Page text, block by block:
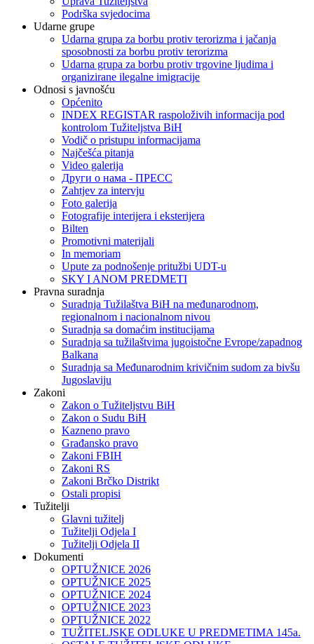
Podrška svjedocima
Udarne grupe
Udarna grupa za borbu protiv terorizma i jačanja
sposobnosti za borbu protiv terorizma
Udarna grupa za borbu protiv trgovine ljudima i
organizirane ilegalne imigracije
Odnosi s javnošću
Općenito
INDEX REGISTAR raspoloživih informacija pod
kontrolom Tužiteljstva BiH
Vodič o pristupu informacijama
Najčešća pitanja
Video galerija
Други о нама - ПРЕСC
Zahtjev za intervju
Foto galerija
Fotografije interijera i eksterijera
Bilten
Promotivni materijali
In memoriam
Upute za podnošenje pritužbi UDT-u
SKY I ANOM PREDMETI
Pravna suradnja
Suradnja Tužilaštva BiH na međunarodnom,
regionalnom i nacionalnom nivou
Suradnja sa domaćim institucijama
Suradnja sa tužilaštvima jugoistočne Evrope/zapadnog
Balkana
Suradnja sa Međunarodnim krivičnim sudom za bivšu
Jugoslaviju
Zakoni
Zakon o Тužiteljstvu BiH
Zakon o Sudu BiH
Kazneno pravo
Građansko pravo
Zakoni FBIH
Zakoni RS
Zakoni Brčko Distrikt
Ostali propisi
Tužitelji
Glavni tužitelj
Tužitelji Odjela I
Tužitelji Odjela II
Dokumenti
OPTUŽNICE 2026
OPTUŽNICE 2025
OPTUŽNICE 2024
OPTUŽNICE 2023
OPTUŽNICE 2022
TUŽITELJSKE ODLUKE U PREDMETIMA 145a.